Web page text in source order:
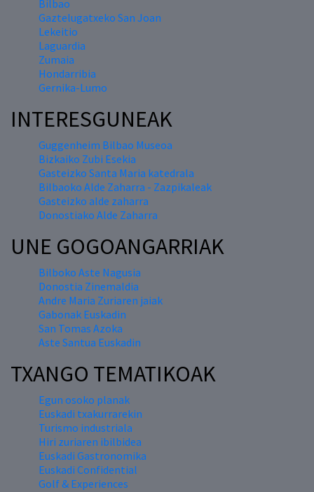
Bilbao
Gaztelugatxeko San Joan
Lekeitio
Laguardia
Zumaia
Hondarribia
Gernika-Lumo
INTERESGUNEAK
Guggenheim Bilbao Museoa
Bizkaiko Zubi Esekia
Gasteizko Santa Maria katedrala
Bilbaoko Alde Zaharra - Zazpikaleak
Gasteizko alde zaharra
Donostiako Alde Zaharra
UNE GOGOANGARRIAK
Bilboko Aste Nagusia
Donostia Zinemaldia
Andre Maria Zuriaren jaiak
Gabonak Euskadin
San Tomas Azoka
Aste Santua Euskadin
TXANGO TEMATIKOAK
Egun osoko planak
Euskadi txakurrarekin
Turismo industriala
Hiri zuriaren ibilbidea
Euskadi Gastronomika
Euskadi Confidential
Golf & Experiences